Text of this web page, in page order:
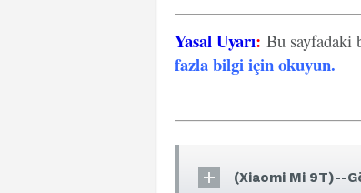
Yasal Uyarı: Bu sayfadaki
fazla bilgi için okuyun.
(Xiaomi Mi 9T)--